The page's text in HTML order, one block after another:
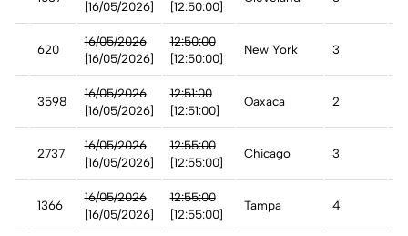
[16/05/2026] [12:50:00]
620
16/05/2026
[16/05/2026]
12:50:00
[12:50:00]
New York 3
3598
16/05/2026
[16/05/2026]
12:51:00
[12:51:00]
Oaxaca 2
2737
16/05/2026
[16/05/2026]
12:55:00
[12:55:00]
Chicago 3
1366
16/05/2026
[16/05/2026]
12:55:00
[12:55:00]
Tampa 4